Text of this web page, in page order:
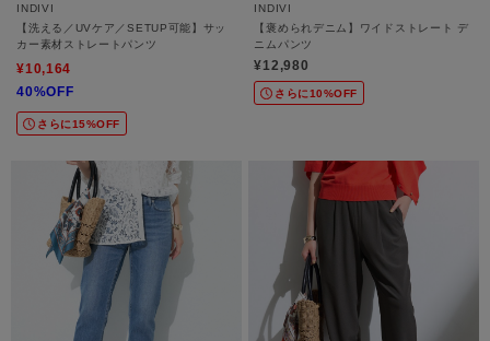
INDIVI
【洗える／UVケア／SETUP可能】サッ
カー素材ストレートパンツ
¥10,164
40%OFF
さらに15%OFF
INDIVI
【褒められデニム】ワイドストレート デ
ニムパンツ
¥12,980
さらに10%OFF